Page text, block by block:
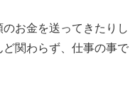
お金を送ってきたりし
関わらず、仕事の事で